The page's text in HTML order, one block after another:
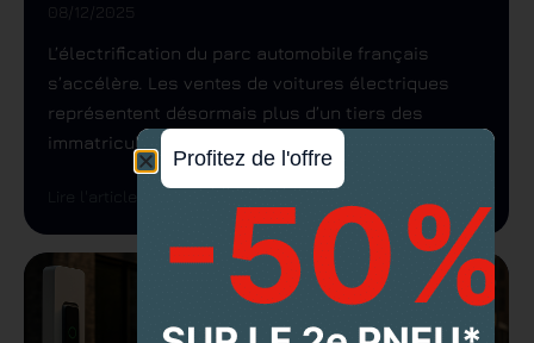
08/12/2025
L’électrification du parc automobile français
s’accélère. Les ventes de voitures électriques
représentent désormais plus d’un tiers des
immatriculations, et les...
Lire l'article
Profitez de l'offre